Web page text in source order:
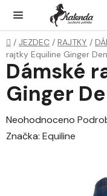
obsah
Domů
/ JEZDEC / RAJTKY /
rajtky Equiline Ginger
Dámské
Ginger
Průměrné
hodnocení
Neohodnoceno
Značka: Equiline